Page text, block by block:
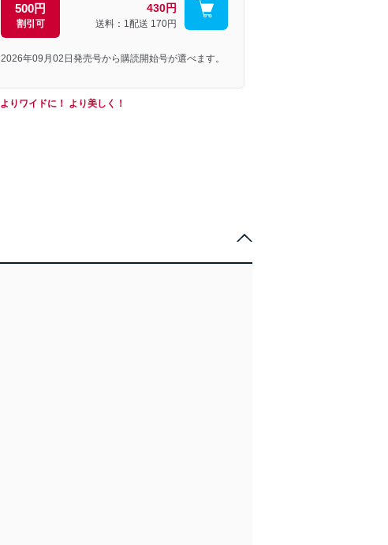
500円
割引可
430円
送料：1配送 170円
2026年09月02日発売号から購読開始号が選べます。
よりワイドに！ より美しく！